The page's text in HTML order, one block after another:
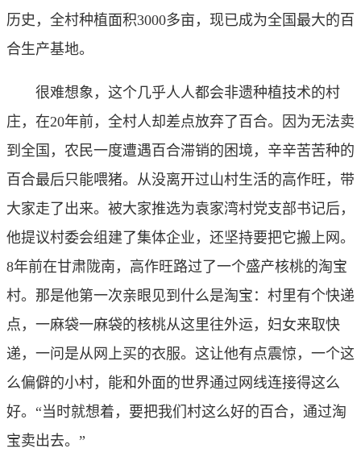
历史，全村种植面积3000多亩，现已成为全国最大的百
合生产基地。
很难想象，这个几乎人人都会非遗种植技术的村
庄，在20年前，全村人却差点放弃了百合。因为无法卖
到全国，农民一度遭遇百合滞销的困境，辛辛苦苦种的
百合最后只能喂猪。从没离开过山村生活的高作旺，带
大家走了出来。被大家推选为袁家湾村党支部书记后，
他提议村委会组建了集体企业，还坚持要把它搬上网。
8年前在甘肃陇南，高作旺路过了一个盛产核桃的淘宝
村。那是他第一次亲眼见到什么是淘宝：村里有个快递
点，一麻袋一麻袋的核桃从这里往外运，妇女来取快
递，一问是从网上买的衣服。这让他有点震惊，一个这
么偏僻的小村，能和外面的世界通过网线连接得这么
好。“当时就想着，要把我们村这么好的百合，通过淘
宝卖出去。”